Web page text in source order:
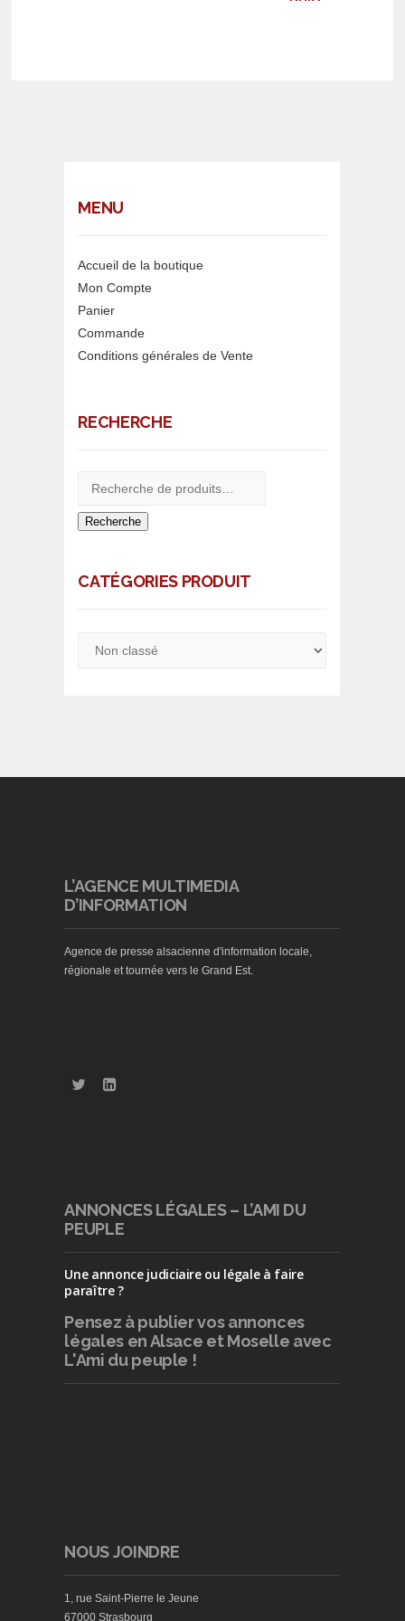
MENU
Accueil de la boutique
Mon Compte
Panier
Commande
Conditions générales de Vente
RECHERCHE
Recherche
CATÉGORIES PRODUIT
L’AGENCE MULTIMEDIA
D’INFORMATION
Agence de presse alsacienne d'information locale,
régionale et tournée vers le Grand Est.
ANNONCES LÉGALES – L’AMI DU
PEUPLE
Une annonce judiciaire ou légale à faire
paraître ?
Pensez à publiervos annonces
légales en Alsace et Moselle avec
L'Ami du peuple !
NOUS JOINDRE
1, rue Saint-Pierre le Jeune
67000 Strasbourg